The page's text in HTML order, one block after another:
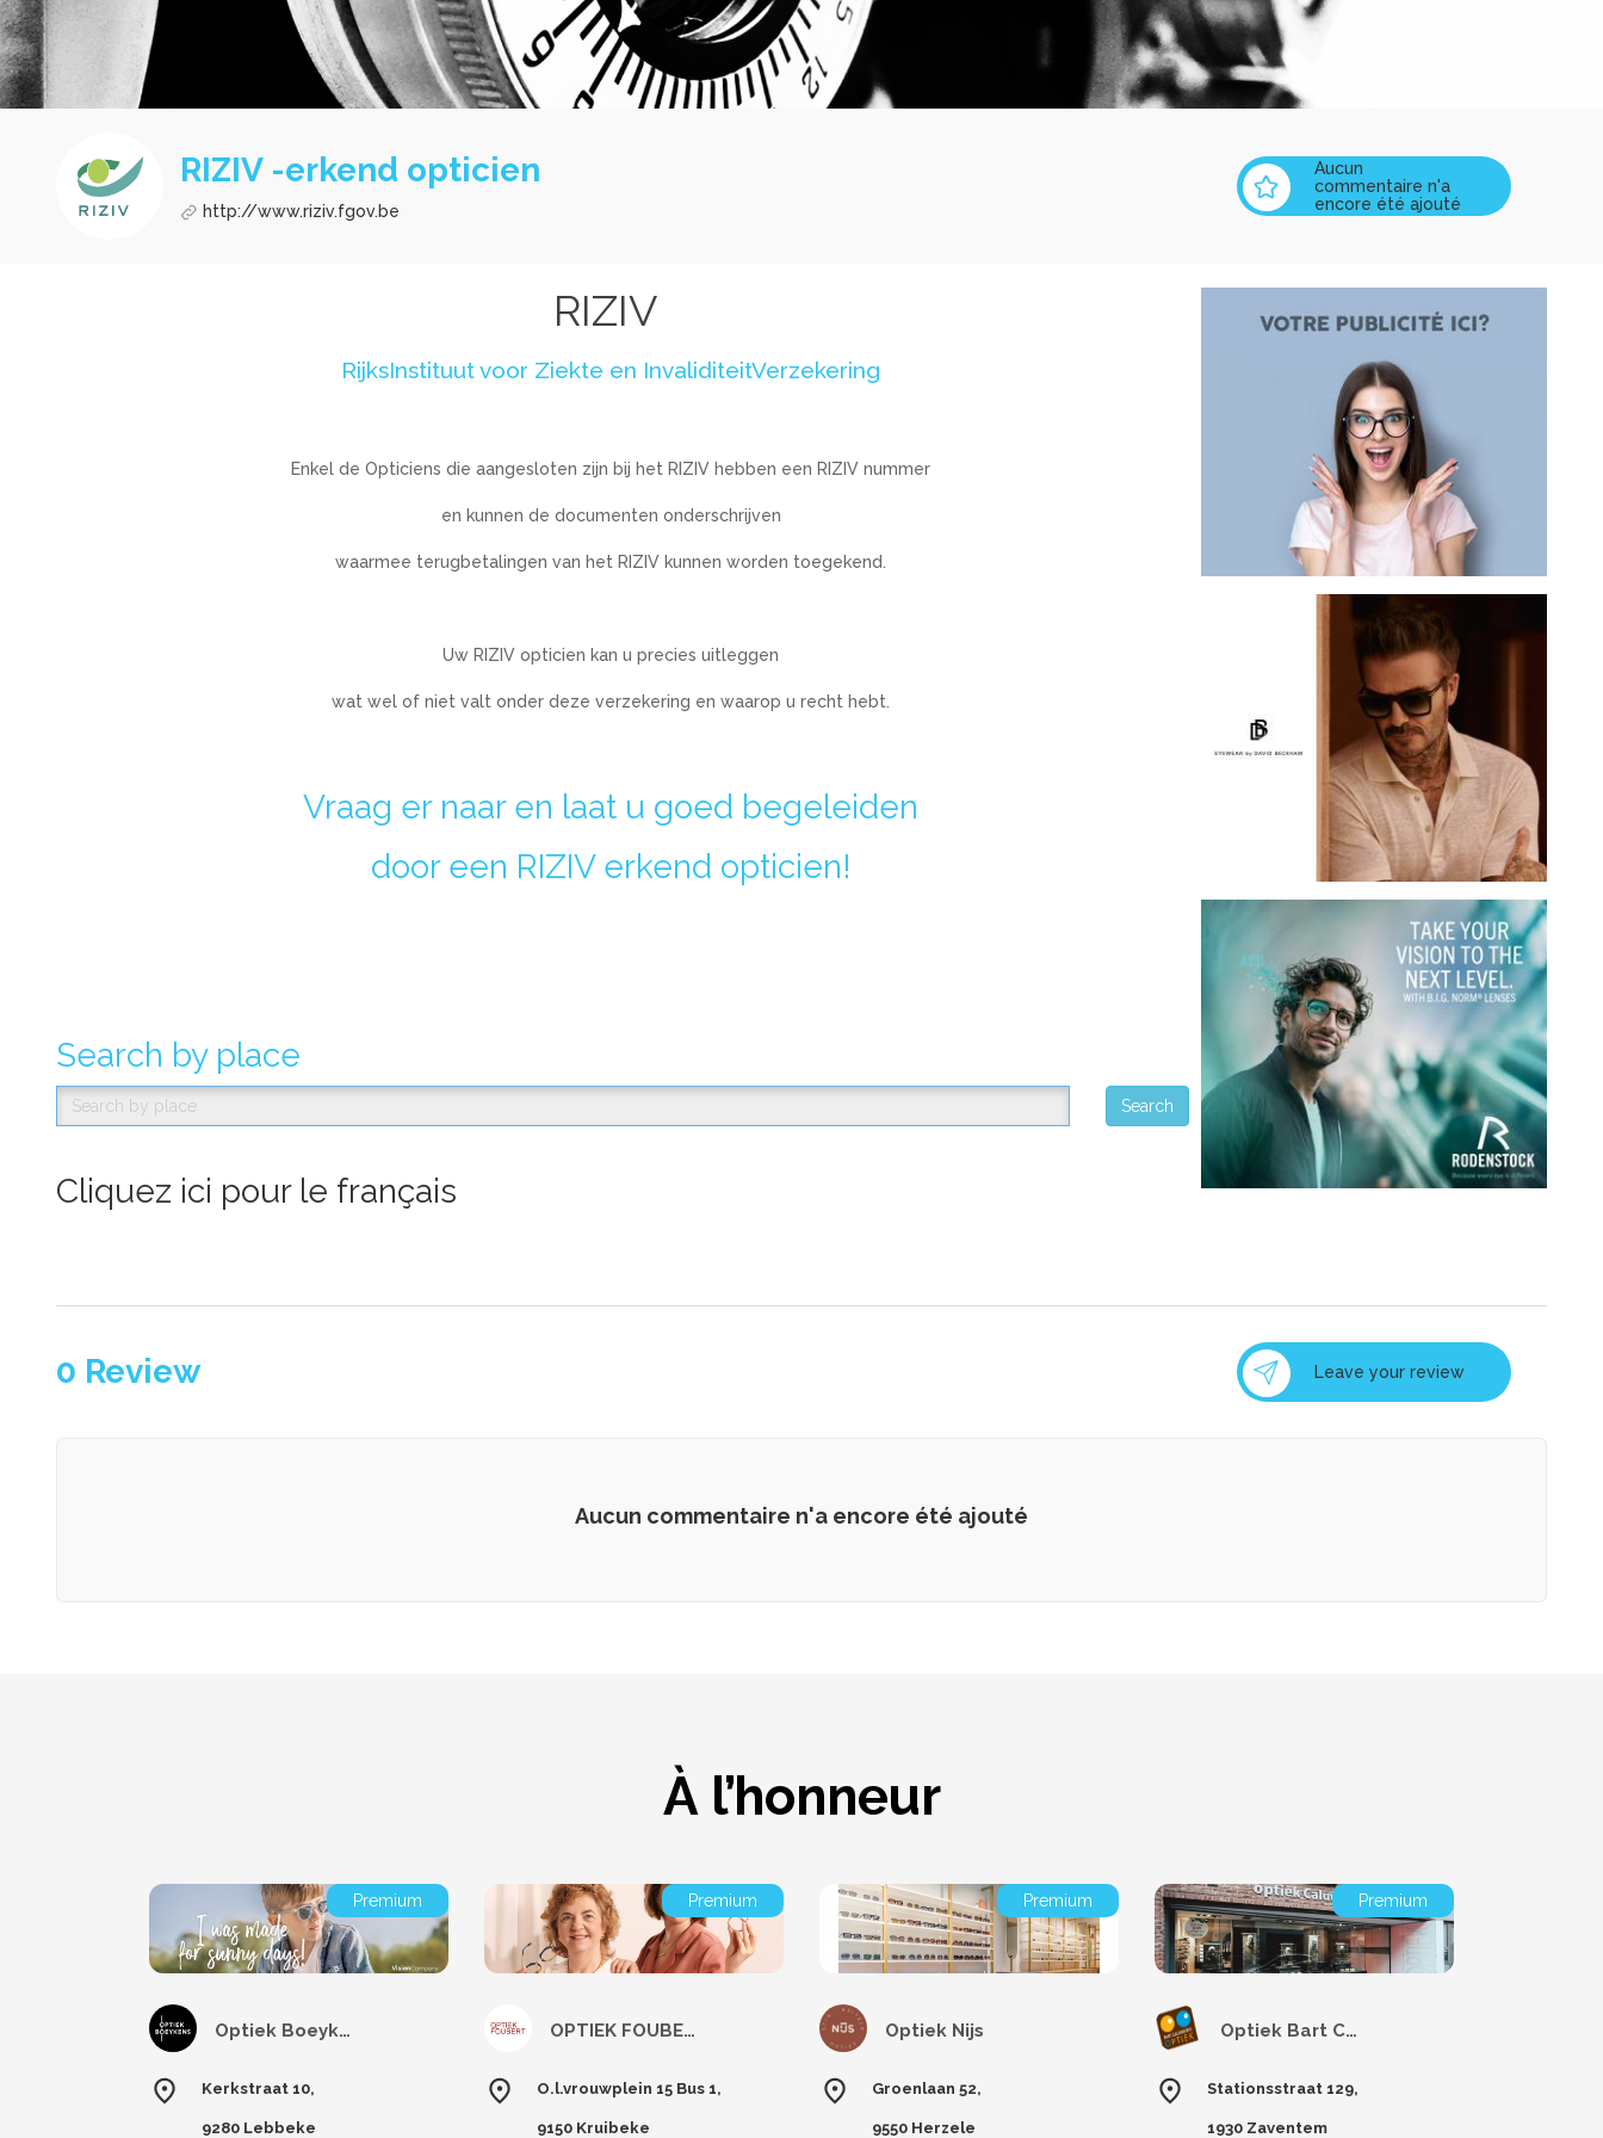
RIZIV -erkend opticien
http://www.riziv.fgov.be
Aucun
commentaire n'a
encore été ajouté
RIZIV
RijksInstituut voor Ziekte en InvaliditeitVerzekering
Enkel de Opticiens die aangesloten zijn bij het RIZIV hebben een RIZIV nummer
en kunnen de documenten onderschrijven
waarmee terugbetalingen van het RIZIV kunnen worden toegekend.
Uw RIZIV opticien kan u precies uitleggen
wat wel of niet valt onder deze verzekering en waarop u recht hebt.
Vraag er naar en laat u goed begeleiden
door een RIZIV erkend opticien!
Search by place
Cliquez ici pour le français
0 Review Leave your review
Aucun commentaire n'a encore été ajouté
À l’honneur
Premium
Optiek Boeykens
Kerkstraat 10,
9280 Lebbeke
Premium
OPTIEK FOUBERT
O.l.vrouwplein 15 Bus 1,
9150 Kruibeke
Premium
Optiek Nijs
Groenlaan 52,
9550 Herzele
Premium
Optiek Bart Caluwaerts
Stationsstraat 129,
1930 Zaventem